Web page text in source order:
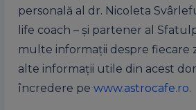
personală al dr. Nicoleta
life coach – şi partener al
multe informaţii despre fiecare
alte informaţii utile din acest
încredere pe www.astrocafe.ro.